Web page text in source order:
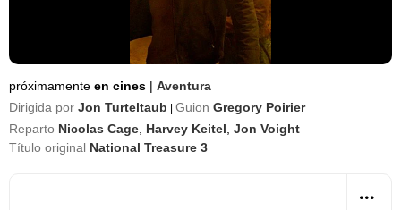
próximamente en cines | Aventura
Dirigida por Jon Turteltaub Guion Gregory Poirier
Reparto Nicolas Cage Harvey Keitel Jon Voight
Título original National Treasure 3